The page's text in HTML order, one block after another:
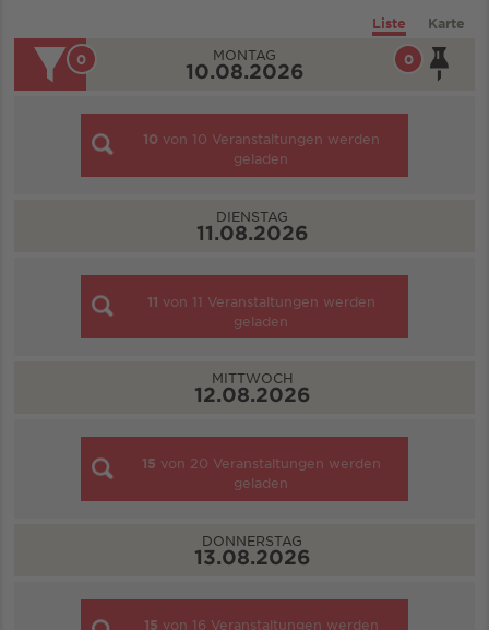
Liste Karte
0
0 MONTAG
10.08.2026
10 von 10 Veranstaltungen werden
geladen
DIENSTAG
11.08.2026
11 von 11 Veranstaltungen werden
geladen
MITTWOCH
12.08.2026
15 von 20 Veranstaltungen werden
geladen
DONNERSTAG
13.08.2026
15 von 16 Veranstaltungen werden